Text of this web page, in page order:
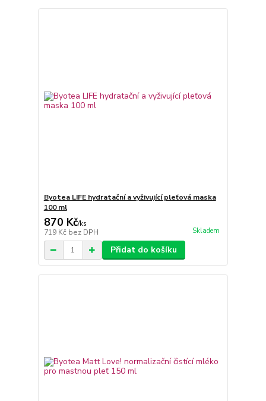
Byotea LIFE hydratační a vyživující pleťová maska
100 ml
870 Kč/ks
719 Kč bez DPH Skladem
Přidat do košíku